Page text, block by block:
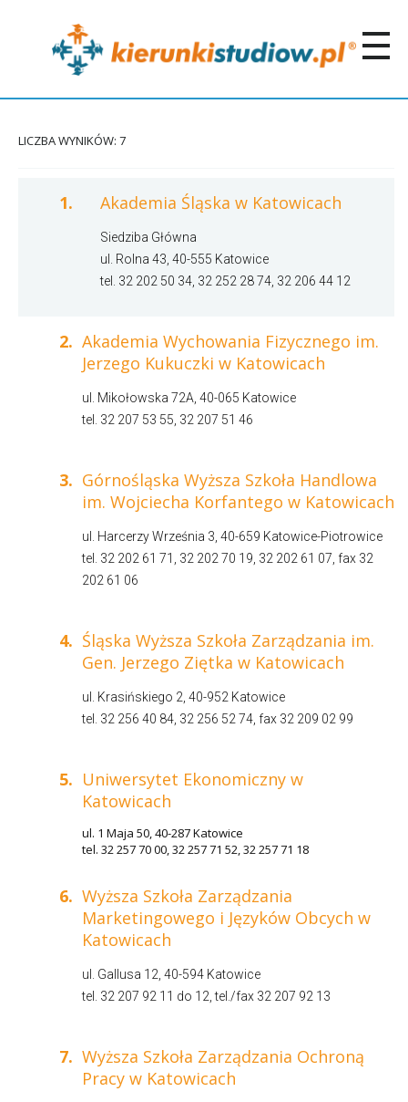
LICZBA WYNIKÓW: 7
1. Akademia Śląska w Katowicach
Siedziba Główna
ul. Rolna 43, 40-555 Katowice
tel. 32 202 50 34, 32 252 28 74, 32 206 44 12
2. Akademia Wychowania Fizycznego im.
Jerzego Kukuczki w Katowicach
ul. Mikołowska 72A, 40-065 Katowice
tel. 32 207 53 55, 32 207 51 46
3. Górnośląska Wyższa Szkoła Handlowa
im. Wojciecha Korfantego w Katowicach
ul. Harcerzy Września 3, 40-659 Katowice-Piotrowice
tel. 32 202 61 71, 32 202 70 19, 32 202 61 07, fax 32
202 61 06
4. Śląska Wyższa Szkoła Zarządzania im.
Gen. Jerzego Ziętka w Katowicach
ul. Krasińskiego 2, 40-952 Katowice
tel. 32 256 40 84, 32 256 52 74, fax 32 209 02 99
5. Uniwersytet Ekonomiczny w
Katowicach
ul. 1 Maja 50, 40-287 Katowice
tel. 32 257 70 00, 32 257 71 52, 32 257 71 18
6. Wyższa Szkoła Zarządzania
Marketingowego i Języków Obcych w
Katowicach
ul. Gallusa 12, 40-594 Katowice
tel. 32 207 92 11 do 12, tel./fax 32 207 92 13
7. Wyższa Szkoła Zarządzania Ochroną
Pracy w Katowicach